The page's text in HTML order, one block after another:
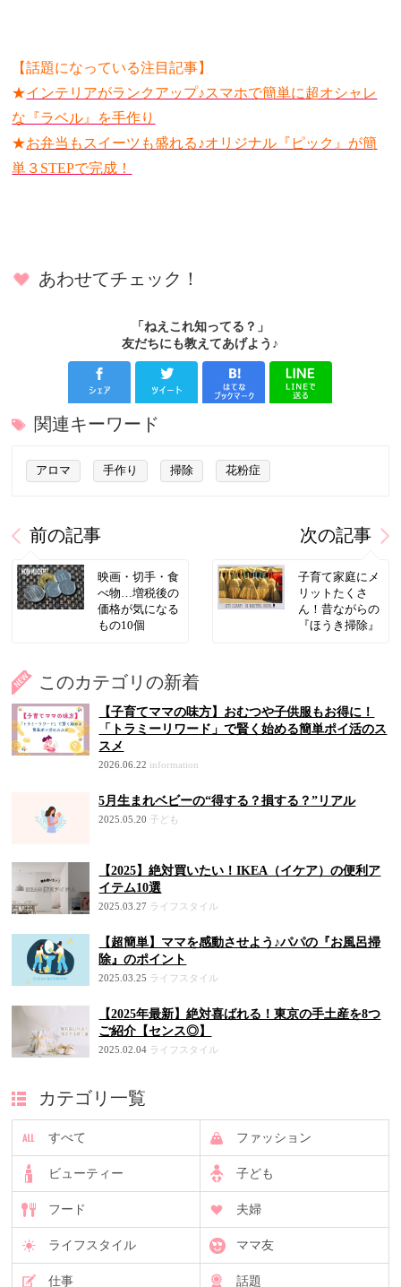
【話題になっている注目記事】
★インテリアがランクアップ♪スマホで簡単に超オシャレ
な『ラベル』を手作り
★お弁当もスイーツも盛れる♪オリジナル『ピック』が簡
単３STEPで完成！
あわせてチェック！
「ねえこれ知ってる？」
友だちにも教えてあげよう♪
関連キーワード
アロマ 手作り 掃除 花粉症
前の記事
映画・切手・食
べ物…増税後の
価格が気になる
もの10個
次の記事
子育て家庭にメ
リットたくさ
ん！昔ながらの
『ほうき掃除』
このカテゴリの新着
【子育てママの味方】おむつや子供服もお得に！
「トラミーリワード」で賢く始める簡単ポイ活のス
スメ
2026.06.22 information
5月生まれベビーの“得する？損する？”リアル
2025.05.20 子ども
【2025】絶対買いたい！IKEA（イケア）の便利ア
イテム10選
2025.03.27 ライフスタイル
【超簡単】ママを感動させよう♪パパの『お風呂掃
除』のポイント
2025.03.25 ライフスタイル
【2025年最新】絶対喜ばれる！東京の手土産を8つ
ご紹介【センス◎】
2025.02.04 ライフスタイル
カテゴリ一覧
すべて ファッション
ビューティー 子ども
フード 夫婦
ライフスタイル ママ友
仕事 話題